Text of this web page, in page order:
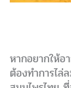
หากอยากให้อ
ต้องทำการไล่